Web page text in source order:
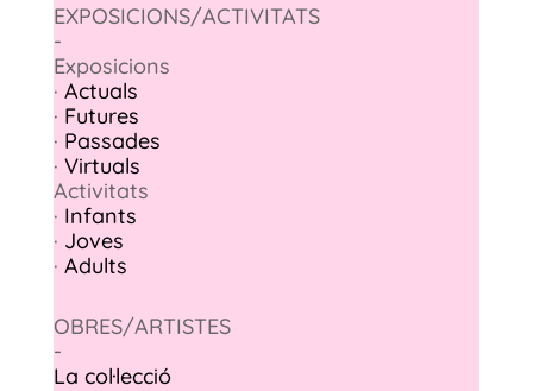
EXPOSICIONS/ACTIVITATS
-
Exposicions
· Actuals
· Futures
· Passades
· Virtuals
Activitats
· Infants
· Joves
· Adults
OBRES/ARTISTES
-
La col·lecció